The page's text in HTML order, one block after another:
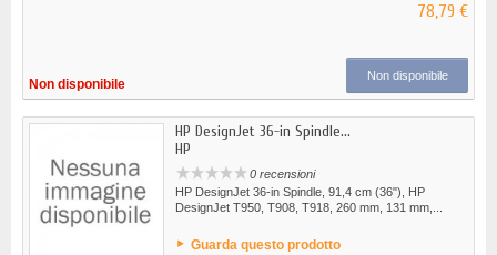
78,79 €
Non disponibile
Non disponibile
HP DesignJet 36-in Spindle...
HP
0 recensioni
HP DesignJet 36-in Spindle, 91,4 cm (36"), HP
DesignJet T950, T908, T918, 260 mm, 131 mm,...
Guarda questo prodotto